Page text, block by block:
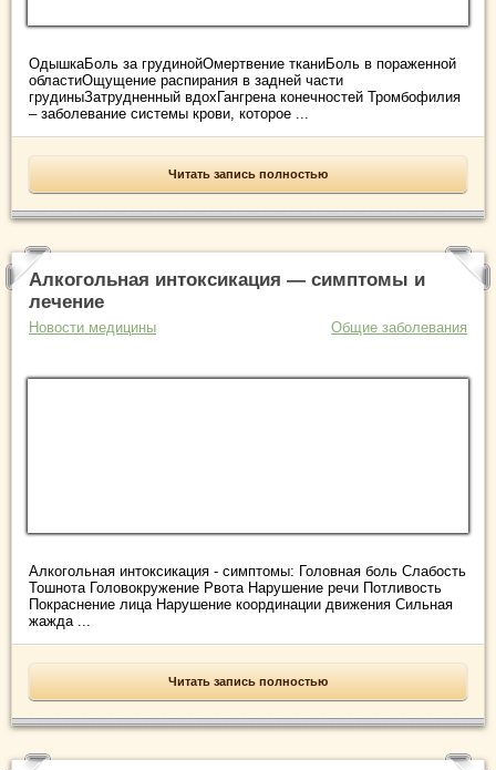
ОдышкаБоль за грудинойОмертвение тканиБоль в пораженной
областиОщущение распирания в задней части
грудиныЗатрудненный вдохГангрена конечностей Тромбофилия
– заболевание системы крови, которое ...
Читать запись полностью
Алкогольная интоксикация — симптомы и
лечение
Новости медицины Общие заболевания
Алкогольная интоксикация - симптомы: Головная боль Слабость
Тошнота Головокружение Рвота Нарушение речи Потливость
Покраснение лица Нарушение координации движения Сильная
жажда ...
Читать запись полностью